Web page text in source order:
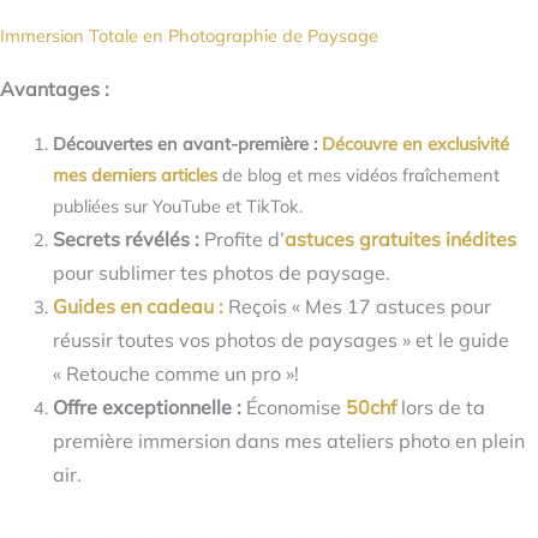
au
+41 78 853 64 72
julien@julienbukowski.ch
10 choses à faire pour de meilleures photos de paysage
on
X
on
Facebook
on
PinterestLinkedIn
on
Email
Immersion Totale en Photographie de Paysage
Avantages :
Découvertes en avant-première : Découvre en exclusivité
mes derniers articlesde blog et mes vidéos fraîchement
publiées sur YouTube et TikTok.
Secrets révélés :Profite d’astuces gratuites inédites
pour sublimer tes photos de paysage.
Guides en cadeau :Reçois « Mes 17 astuces pour
réussir toutes vos photos de paysages » et le guide
« Retouche comme un pro »!
Offre exceptionnelle :Économise 50chflors de ta
première immersion dans mes ateliers photo en plein
air.